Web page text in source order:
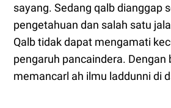
sayang. Sedang qalb dianggap
pengetahuan dan salah satu
Qalb tidak dapat mengamati
pengaruh pancaindera. Dengan
memancarl ah ilmu laddunni di